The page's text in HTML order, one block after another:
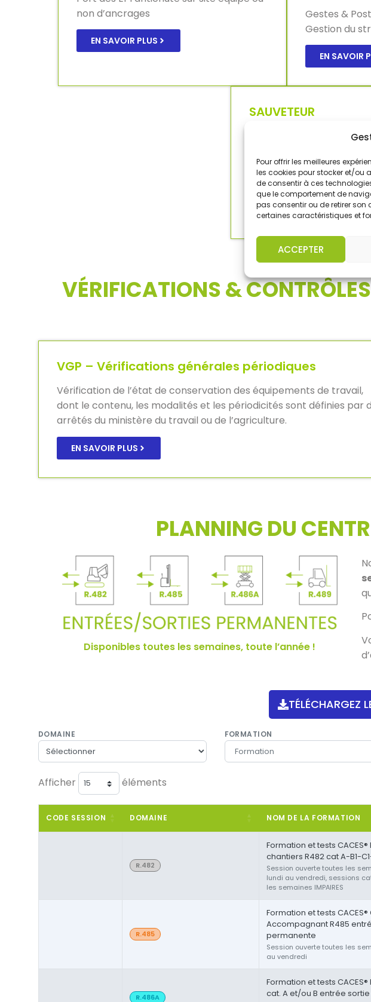
Pour offrir les meilleures
les cookies pour stocker et/ou
de consentir à ces
que le comportement de
pas consentir ou de retirer
certaines caractéristiques et
ACCEPTER
non d’ancrages
EN SAVOIR PLUS
Gestes &
Gestion du
EN SAVOIR
SAUVETEUR
SST
MAC SST
EN SAVOIR PLUS
VÉRIFICATIONS & CONTRÔLES
VGP – Vérifications générales périodiques
Vérification de l’état de conservation des équipements de travail,
dont le contenu, les modalités et les périodicités sont définies par
arrêtés du ministère du travail ou de l’agriculture.
EN SAVOIR PLUS
PLANNING DU
Disponibles toutes les semaines, toute l’année !
TÉLÉCHARGEZ
DOMAINE FORMATION
Afficher éléments
CODE SESSION DOMAINE NOM DE LA FORMATION
R.482
Formation et tests CACES®
chantiers R482 cat A-B1-
Session ouverte toutes les
lundi au vendredi, sessions
les semaines IMPAIRES
R.485
Formation et tests CACES®
Accompagnant R485
permanente
Session ouverte toutes les
au vendredi
R.486A
Formation et tests CACES®
cat. A et/ou B entrée